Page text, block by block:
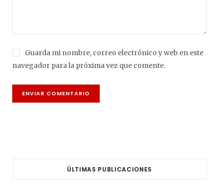
Guarda mi nombre, correo electrónico y web en este
navegador para la próxima vez que comente.
ÚLTIMAS PUBLICACIONES